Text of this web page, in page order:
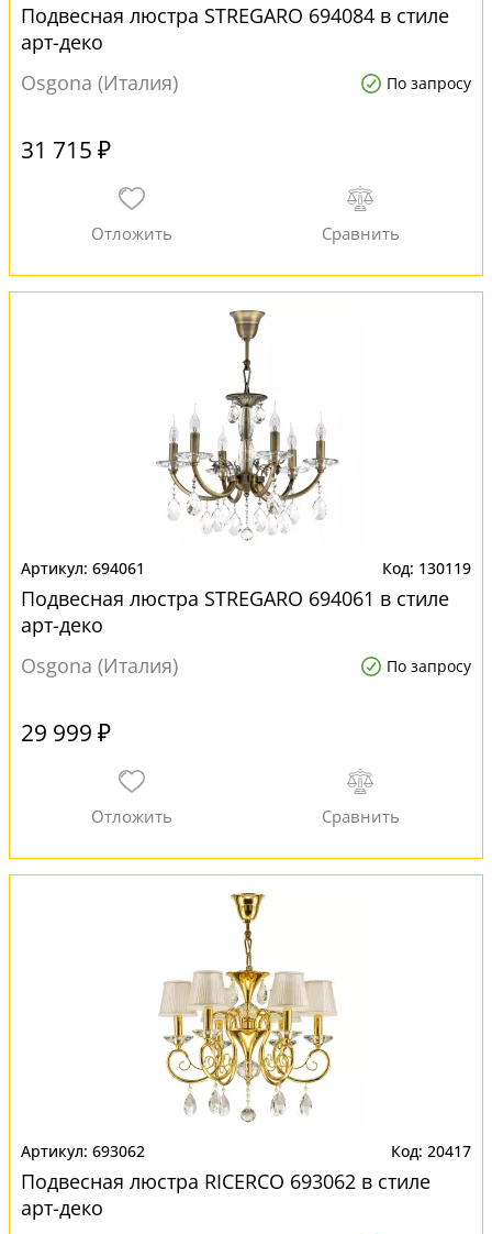
Подвесная люстра STREGARO 694084 в стиле
арт-деко
Osgona (Италия)
По запросу
31 715 ₽
694061 130119
Подвесная люстра STREGARO 694061 в стиле
арт-деко
Osgona (Италия)
По запросу
29 999 ₽
693062 20417
Подвесная люстра RICERCO 693062 в стиле
арт-деко